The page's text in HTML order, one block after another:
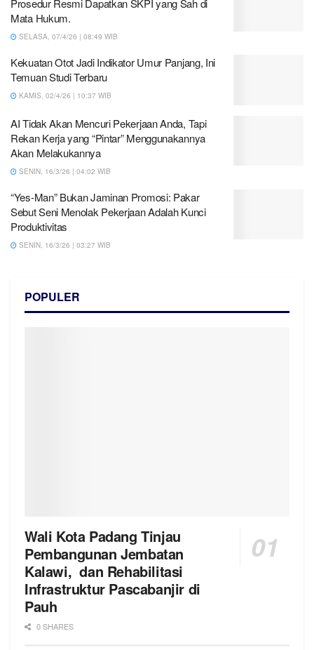
Prosedur Resmi Dapatkan SKPI yang Sah di
Mata Hukum.
SELASA, 07/4/26 | 08:49 WIB
Kekuatan Otot Jadi Indikator Umur Panjang, Ini
Temuan Studi Terbaru
KAMIS, 02/4/26 | 10:37 WIB
AI Tidak Akan Mencuri Pekerjaan Anda, Tapi
Rekan Kerja yang “Pintar” Menggunakannya
Akan Melakukannya
SENIN, 16/3/26 | 04:02 WIB
“Yes-Man” Bukan Jaminan Promosi: Pakar
Sebut Seni Menolak Pekerjaan Adalah Kunci
Produktivitas
SENIN, 16/3/26 | 03:27 WIB
POPULER
Wali Kota Padang Tinjau
Pembangunan Jembatan
Kalawi, dan Rehabilitasi
Infrastruktur Pascabanjir di
Pauh
0 SHARES